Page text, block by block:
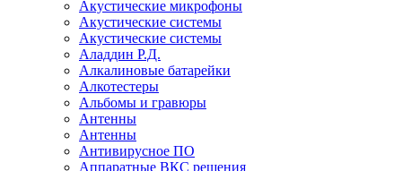
Акустические микрофоны
Акустические системы
Акустические системы
Аладдин Р.Д.
Алкалиновые батарейки
Алкотестеры
Альбомы и гравюры
Антенны
Антенны
Антивирусное ПО
Аппаратные ВКС решения